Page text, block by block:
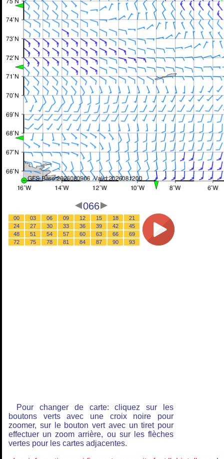
066
00 03 06 09 12 15 18
21
24
27 30 33 36 39 42
45
48
51 54 57 60 63 66
69
72
75 78 81 84 87 90 93
Pour changer de carte: cliquez sur les
boutons verts avec une croix noire pour
zoomer, sur le bouton vert avec un tiret pour
effectuer un zoom arrière, ou sur les flèches
vertes pour les cartes adjacentes.